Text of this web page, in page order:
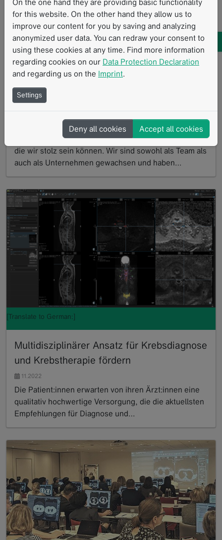
Neujahrsgrüße 2023
2022 war ein aufregendes Jahr mit Ergebnissen, auf
die wir stolz sein können. Wir sind sowohl als Team als
auch als Unternehmen gewachsen und haben…
Read more
[Translate to German:]
Multidisziplinärer Ansatz für Krebsdiagnose
und Krebstherapie fördern
11.2022
Die Patient:innen erwarten von ihren Ärzt:innen eine
qualitativ hochwertige Versorgung, die die aktuellsten
Empfehlungen für Diagnose und…
for this website. On the other hand they allow us to
improve our content for you by saving and analyzing
anonymized user data. You can redraw your consent to
using these cookies at any time. Find more information
regarding cookies on our Data Protection Declaration
and regarding us on the Imprint.
Settings
Deny all cookies Accept all cookies